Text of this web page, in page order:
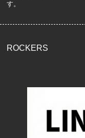
す。
ROCKERS
配送・送料について
お支払い方法について